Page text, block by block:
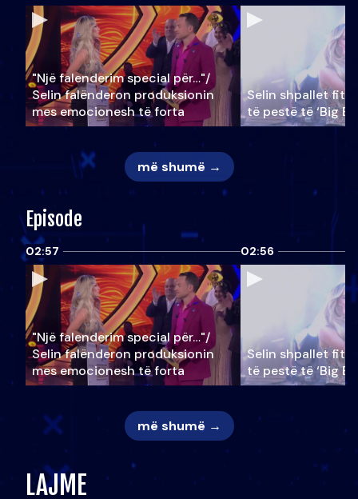
"Një falenderim special për…"/
Selin falënderon produksionin
mes emocionesh të forta
Selin shpallet
të pestë të ‘Big
më shumë →
Episode
02:57
"Një falenderim special për…"/
Selin falënderon produksionin
mes emocionesh të forta
02:56
Selin shpallet
të pestë të ‘Big
më shumë →
LAJME